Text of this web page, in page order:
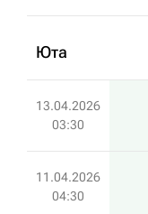
Юта
13.04.2026
03:30
11.04.2026
04:30